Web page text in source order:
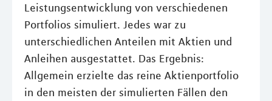
Leistungsentwicklung von verschiedenen
Portfolios simuliert. Jedes war zu
unterschiedlichen Anteilen mit Aktien und
Anleihen ausgestattet. Das Ergebnis:
Allgemein erzielte das reine Aktienportfolio
in den meisten der simulierten Fällen den